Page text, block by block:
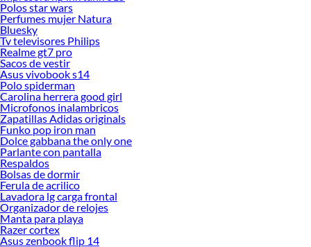
Polos star wars
Perfumes mujer Natura
Bluesky
Tv televisores Philips
Realme gt7 pro
Sacos de vestir
Asus vivobook s14
Polo spiderman
Carolina herrera good girl
Microfonos inalambricos
Zapatillas Adidas originals
Funko pop iron man
Dolce gabbana the only one
Parlante con pantalla
Respaldos
Bolsas de dormir
Ferula de acrilico
Lavadora lg carga frontal
Organizador de relojes
Manta para playa
Razer cortex
Asus zenbook flip 14